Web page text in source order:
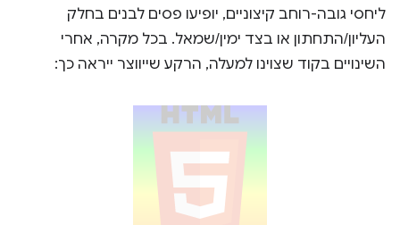
ליחסי גובה-רוחב קיצוניים, יופיעו פסים לבנים בחלק
העליון/התחתון או בצד ימין/שמאל. בכל מקרה, אחרי
השינויים בקוד שצוינו למעלה, הרקע שייווצר ייראה כך: